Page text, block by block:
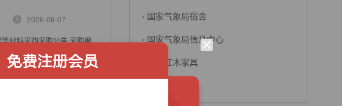
2026-08-07
材料采购采购公告 采购编
· 国家气象局宿舍
· 国家气象局信息中心
转让红木家具